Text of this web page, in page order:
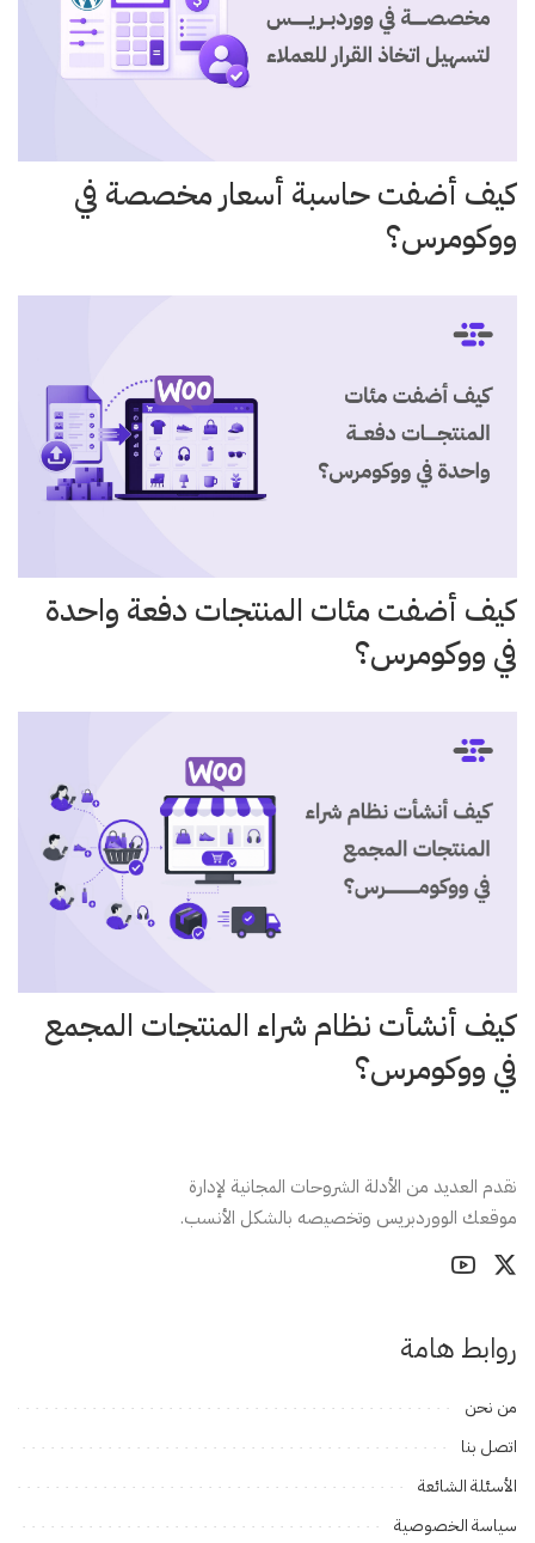
كيف أضفت حاسبة أسعار مخصصة في
ووكومرس؟
كيف أضفت مئات المنتجات دفعة واحدة
في ووكومرس؟
كيف أنشأت نظام شراء المنتجات المجمع
في ووكومرس؟
نقدم العديد من الأدلة الشروحات المجانية لإدارة
موقعك الووردبريس وتخصيصه بالشكل الأنسب.
روابط هامة
من نحن
اتصل بنا
الأسئلة الشائعة
سياسة الخصوصية